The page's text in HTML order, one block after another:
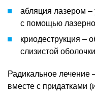
абляция лазером –
с помощью
криодеструкция –
слизистой
Радикальное лечение
вместе с придатками